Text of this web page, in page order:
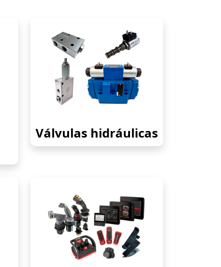
Válvulas hidráulicas